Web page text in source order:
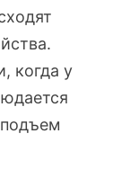
когда у